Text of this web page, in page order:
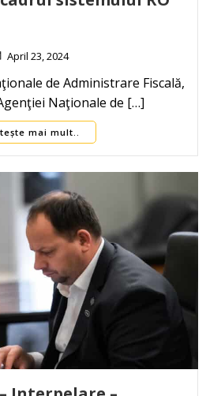
April 23, 2024
de Administrare Fiscală,
Naţionale de […]
mai mult..